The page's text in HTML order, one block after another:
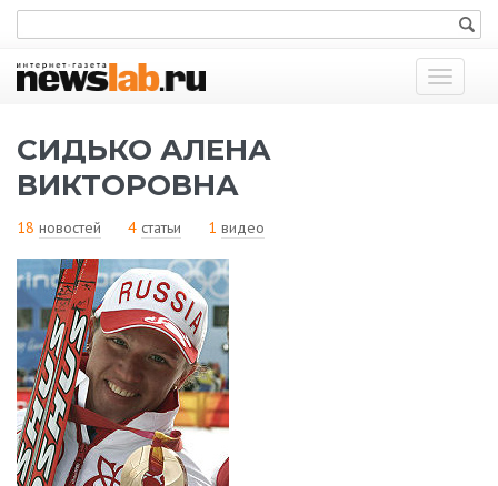
Показать
меню
СИДЬКО АЛЕНА
ВИКТОРОВНА
18 новостей 4 статьи 1 видео